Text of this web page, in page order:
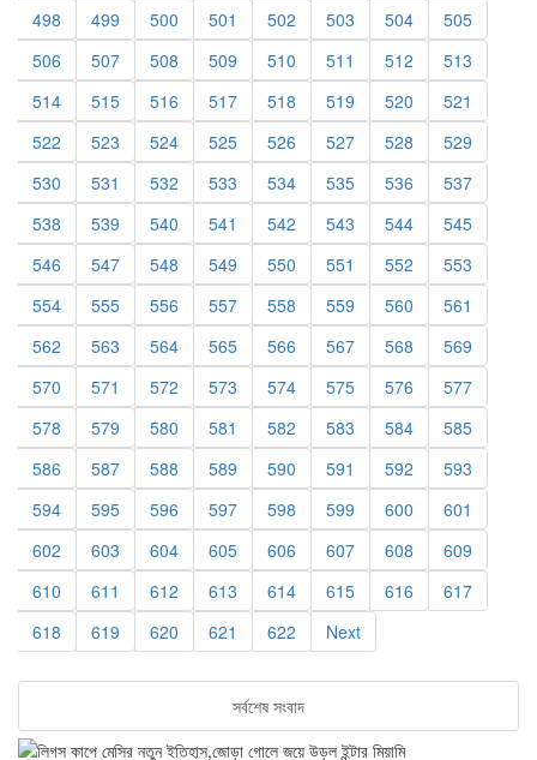
498
499 500 501 502 503 504
505
506
507 508 509 510 511 512
513
514
515 516 517 518 519 520
521
522
523 524 525 526 527 528
529
530
531 532 533 534 535 536
537
538
539 540 541 542 543 544
545
546
547 548 549 550 551 552
553
554
555 556 557 558 559 560
561
562
563 564 565 566 567 568
569
570
571 572 573 574 575 576
577
578
579 580 581 582 583 584
585
586
587 588 589 590 591 592
593
594
595 596 597 598 599 600
601
602
603 604 605 606 607 608
609
610
611 612 613 614 615 616
617
618
619 620 621 622 Next
সর্বশেষ সংবাদ